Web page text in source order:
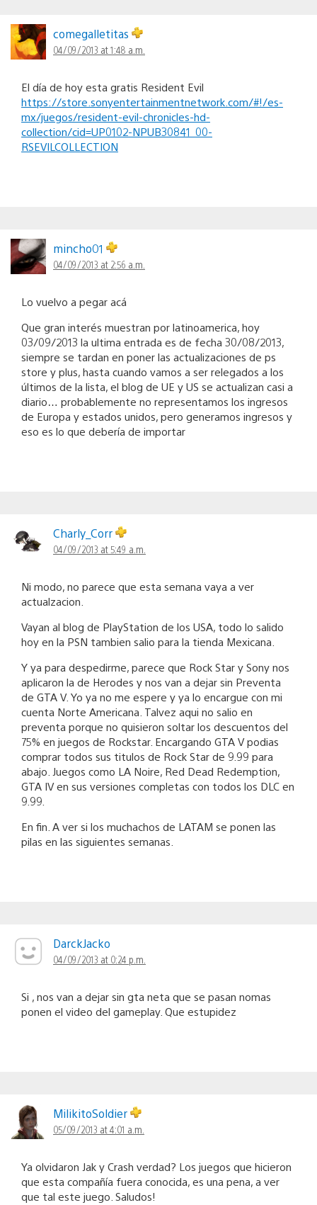
comegalletitas
04/09/2013 at 1:48 a.m.
El día de hoy esta gratis Resident Evil
https://store.sonyentertainmentnetwork.com/#!/es-
mx/juegos/resident-evil-chronicles-hd-
collection/cid=UP0102-NPUB30841_00-
RSEVILCOLLECTION
mincho01
04/09/2013 at 2:56 a.m.
Lo vuelvo a pegar acá
Que gran interés muestran por latinoamerica, hoy
03/09/2013 la ultima entrada es de fecha 30/08/2013,
siempre se tardan en poner las actualizaciones de ps
store y plus, hasta cuando vamos a ser relegados a los
últimos de la lista, el blog de UE y US se actualizan casi a
diario… probablemente no representamos los ingresos
de Europa y estados unidos, pero generamos ingresos y
eso es lo que debería de importar
Charly_Corr
04/09/2013 at 5:49 a.m.
Ni modo, no parece que esta semana vaya a ver
actualzacion.
Vayan al blog de PlayStation de los USA, todo lo salido
hoy en la PSN tambien salio para la tienda Mexicana.
Y ya para despedirme, parece que Rock Star y Sony nos
aplicaron la de Herodes y nos van a dejar sin Preventa
de GTA V. Yo ya no me espere y ya lo encargue con mi
cuenta Norte Americana. Talvez aqui no salio en
preventa porque no quisieron soltar los descuentos del
75% en juegos de Rockstar. Encargando GTA V podias
comprar todos sus titulos de Rock Star de 9.99 para
abajo. Juegos como LA Noire, Red Dead Redemption,
GTA IV en sus versiones completas con todos los DLC en
9.99.
En fin. A ver si los muchachos de LATAM se ponen las
pilas en las siguientes semanas.
DarckJacko
04/09/2013 at 0:24 p.m.
Si , nos van a dejar sin gta neta que se pasan nomas
ponen el video del gameplay. Que estupidez
MilikitoSoldier
05/09/2013 at 4:01 a.m.
Ya olvidaron Jak y Crash verdad? Los juegos que hicieron
que esta compañía fuera conocida, es una pena, a ver
que tal este juego. Saludos!